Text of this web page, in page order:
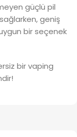
güçlü pil
geniş
bir seçenek
bir vaping